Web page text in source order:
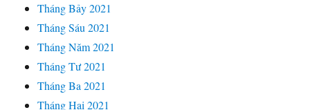
Tháng Bảy 2021
Tháng Sáu 2021
Tháng Năm 2021
Tháng Tư 2021
Tháng Ba 2021
Tháng Hai 2021